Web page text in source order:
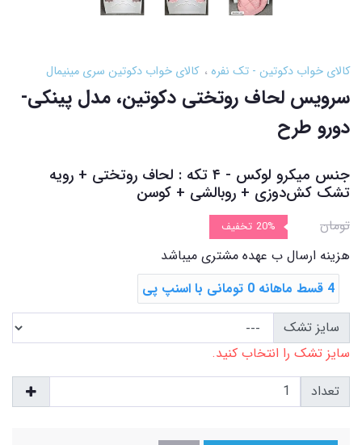
کالای خواب دکوتین - تک نفره کالای خواب دکوتین سری مینیمال
سرویس لحاف روتختی دکوتین، مدل پینکی-
دورو طرح
جنس میکرو لوکس - ۴ تکه : لحاف روتختی + رویه
تشک ‌کش‌دوزی + روبالشی + کوسن
تومان 20% تخفیف
هزینه ارسال ب عهده مشتری میباشد
4 قسط ماهانه 0 تومانی با اسنپ ‌پی
سایز تشک
سایز تشک را انتخاب کنید.
تعداد